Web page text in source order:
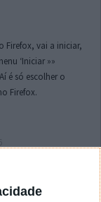
Firefox, vai a iniciar,
‘Iniciar »»
é só escolher o
Firefox.
k me permita por
Ja percorri o painel